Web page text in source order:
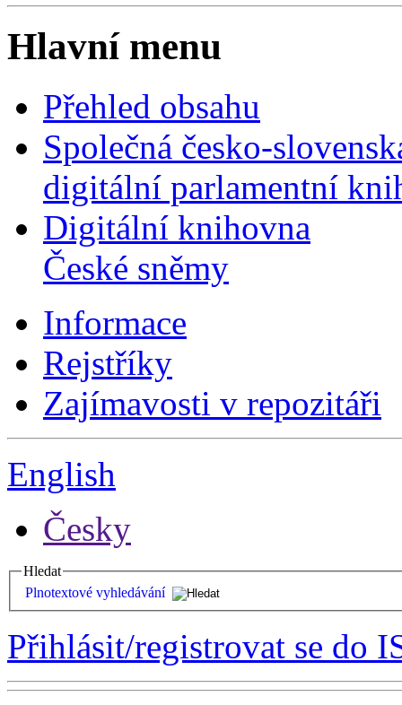
Hlavní menu
Přehled obsahu
Společná česko-
digitální parlamentní
Digitální knihovna
České sněmy
Informace
Rejstříky
Zajímavosti v repozitáři
English
Česky
Hledat
Plnotextové vyhledávání
Přihlásit/registrovat se do